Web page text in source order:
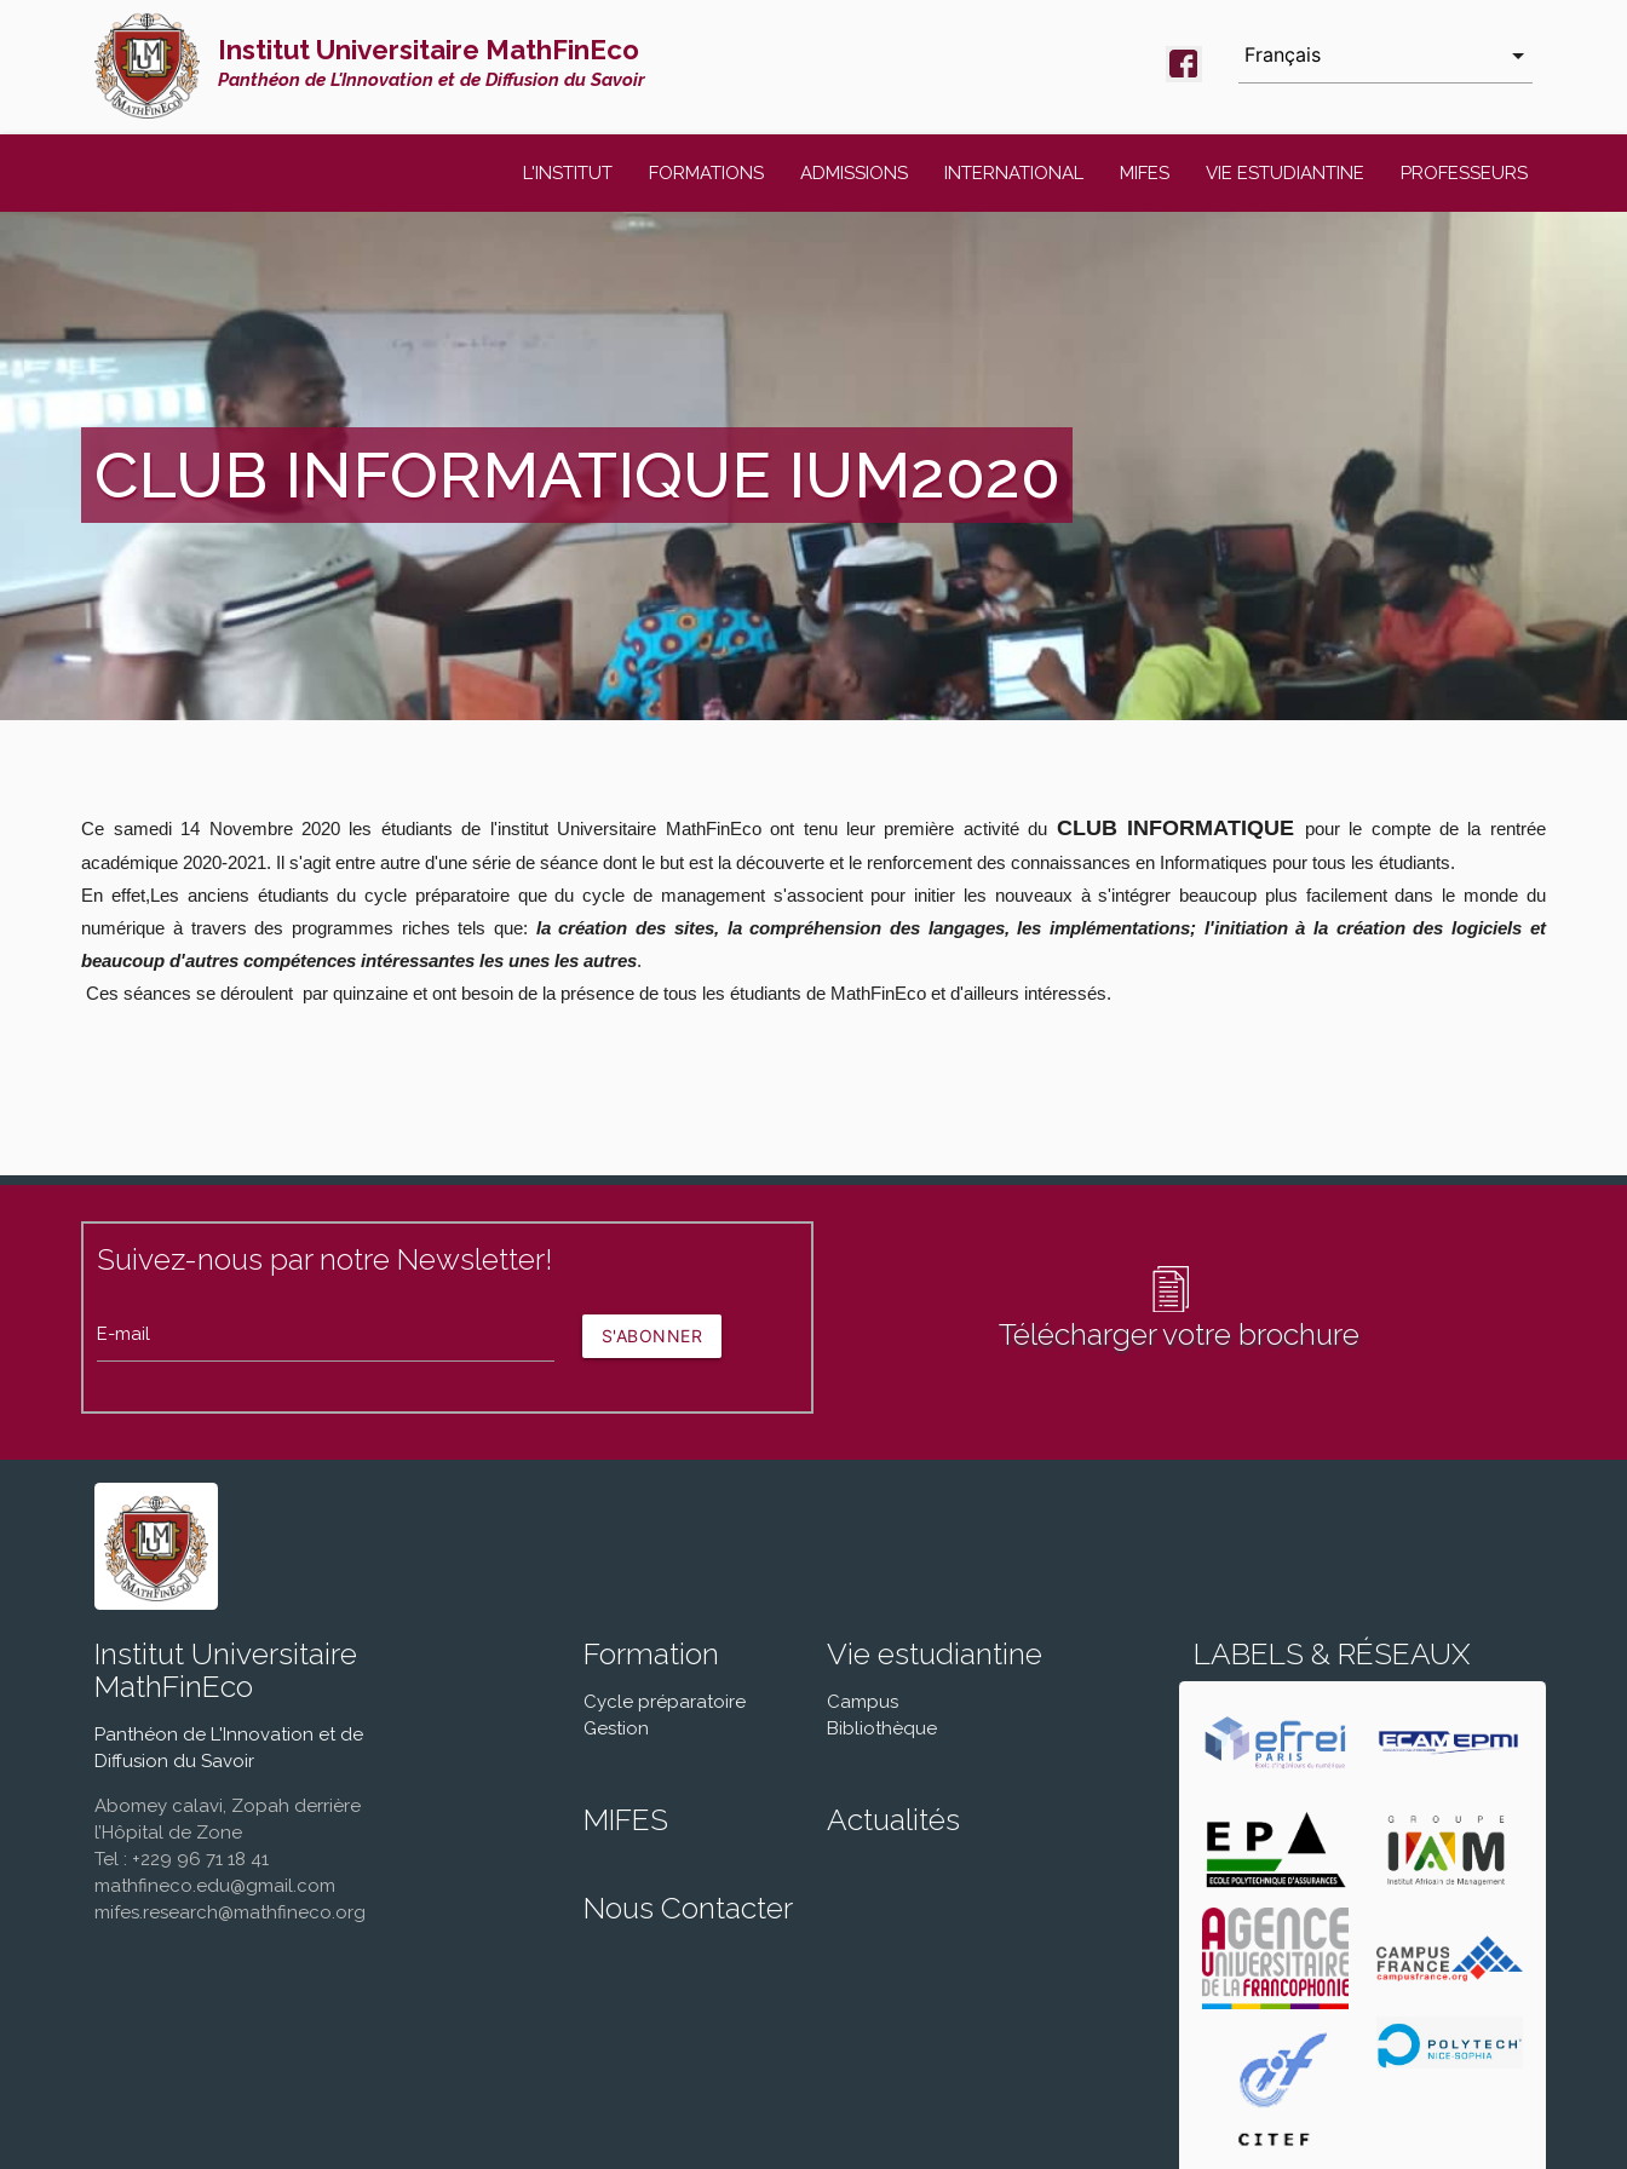
Institut Universitaire MathFinEco
Panthéon de L'Innovation et de Diffusion du Savoir
L'INSTITUT FORMATIONS ADMISSIONS INTERNATIONAL MIFES VIE ESTUDIANTINE PROFESSEURS
CLUB INFORMATIQUE IUM2020
Ce samedi 14 Novembre 2020 les étudiants de l'institut Universitaire MathFinEco ont tenu leur première activité du CLUB INFORMATIQUE pour le compte de la rentrée
académique 2020-2021. Il s'agit entre autre d'une série de séance dont le but est la découverte et le renforcement des connaissances en Informatiques pour tous les étudiants.
En effet,Les anciens étudiants du cycle préparatoire que du cycle de management s'associent pour initier les nouveaux à s'intégrer beaucoup plus facilement dans le monde du
numérique à travers des programmes riches tels que: la création des sites, la compréhension des langages, les implémentations; l'initiation à la création des logiciels et
beaucoup d'autres compétences intéressantes les unes les autres.
Ces séances se déroulent par quinzaine et ont besoin de la présence de tous les étudiants de MathFinEco et d'ailleurs intéressés.
Suivez-nous par notre Newsletter!
E-mail S'ABONNER Télécharger votre brochure
Institut Universitaire
MathFinEco
Panthéon de L'Innovation et de
Diffusion du Savoir
Abomey calavi, Zopah derrière
l’Hôpital de Zone
Tel : +229 96 71 18 41
mathfineco.edu@gmail.com
mifes.research@mathfineco.org
Formation
Cycle préparatoire
Gestion
Vie estudiantine
Campus
Bibliothèque
MIFES Actualités
Nous Contacter
LABELS & RÉSEAUX